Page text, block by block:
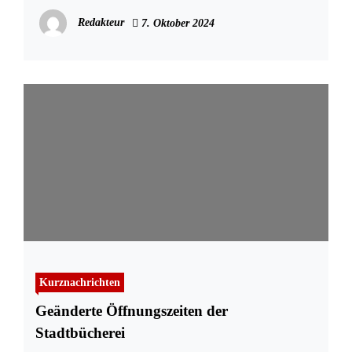
Redakteur 7. Oktober 2024
Kurznachrichten
Geänderte Öffnungszeiten der
Stadtbücherei